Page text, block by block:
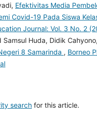
Efektivitas Media
Covid-19 Pada Siswa
Journal: Vol. 3 No. 2
Samsul Huda, Didik Cahyono,
8 Samarinda , Borneo
search for this article.